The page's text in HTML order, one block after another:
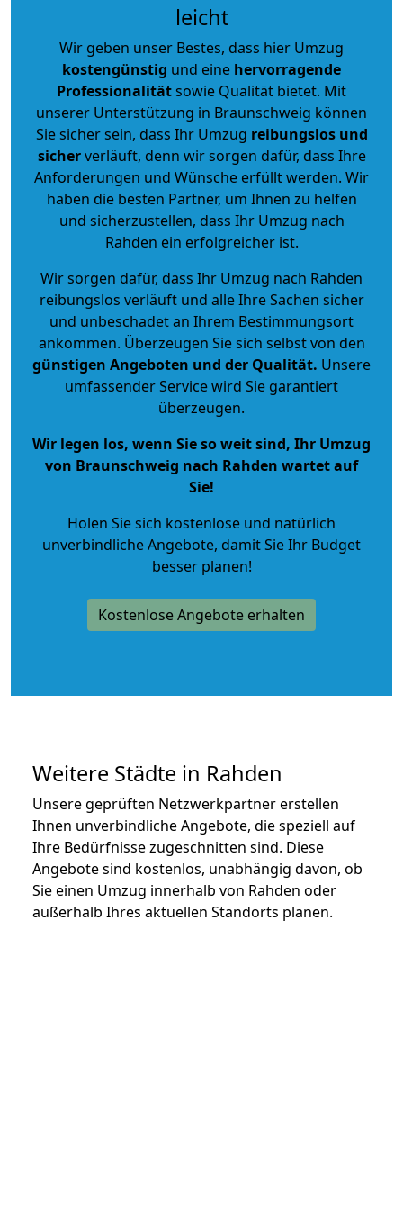
leicht
Wir geben unser Bestes, dass hier Umzug
kostengünstig und eine hervorragende
Professionalitätsowie Qualität bietet. Mit
unserer Unterstützung in Braunschweig können
Sie sicher sein, dass Ihr Umzug reibungslos und
sicherverläuft, denn wir sorgen dafür, dass Ihre
Anforderungen und Wünsche erfüllt werden. Wir
haben die besten Partner, um Ihnen zu helfen
und sicherzustellen, dass Ihr Umzug nach
Rahden ein erfolgreicher ist.
Wir sorgen dafür, dass Ihr Umzug nach Rahden
reibungslos verläuft und alle Ihre Sachen sicher
und unbeschadet an Ihrem Bestimmungsort
ankommen. Überzeugen Sie sich selbst von den
günstigen Angeboten und der Qualität. Unsere
umfassender Service wird Sie garantiert
überzeugen.
Wir legen los, wenn Sie so weit sind, Ihr Umzug
von Braunschweig nach Rahden wartet auf
Sie!
Holen Sie sich kostenlose und natürlich
unverbindliche Angebote, damit Sie Ihr Budget
besser planen!
Kostenlose Angebote erhalten
Weitere Städte in Rahden
Unsere geprüften Netzwerkpartner erstellen
Ihnen unverbindliche Angebote, die speziell auf
Ihre Bedürfnisse zugeschnitten sind. Diese
Angebote sind kostenlos, unabhängig davon, ob
Sie einen Umzug innerhalb von Rahden oder
außerhalb Ihres aktuellen Standorts planen.